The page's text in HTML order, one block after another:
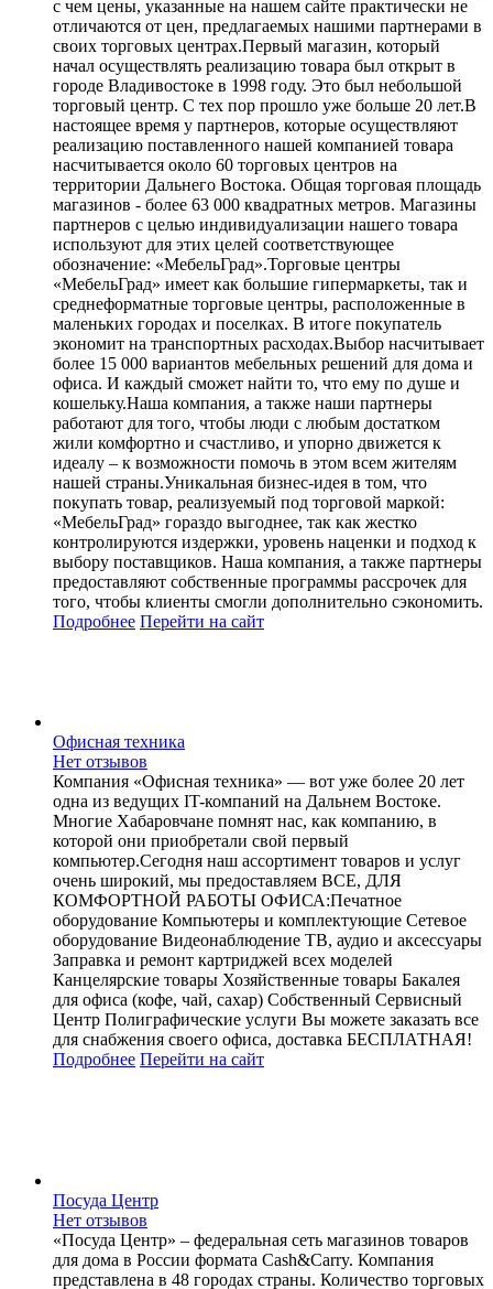
с чем цены, указанные на нашем сайте практически не
отличаются от цен, предлагаемых нашими партнерами в
своих торговых центрах.Первый магазин, который
начал осуществлять реализацию товара был открыт в
городе Владивостоке в 1998 году. Это был небольшой
торговый центр. С тех пор прошло уже больше 20 лет.В
настоящее время у партнеров, которые осуществляют
реализацию поставленного нашей компанией товара
насчитывается около 60 торговых центров на
территории Дальнего Востока. Общая торговая площадь
магазинов - более 63 000 квадратных метров. Магазины
партнеров с целью индивидуализации нашего товара
используют для этих целей соответствующее
обозначение: «МебельГрад».Торговые центры
«МебельГрад» имеет как большие гипермаркеты, так и
среднеформатные торговые центры, расположенные в
маленьких городах и поселках. В итоге покупатель
экономит на транспортных расходах.Выбор насчитывает
более 15 000 вариантов мебельных решений для дома и
офиса. И каждый сможет найти то, что ему по душе и
кошельку.Наша компания, а также наши партнеры
работают для того, чтобы люди с любым достатком
жили комфортно и счастливо, и упорно движется к
идеалу – к возможности помочь в этом всем жителям
нашей страны.Уникальная бизнес-идея в том, что
покупать товар, реализуемый под торговой маркой:
«МебельГрад» гораздо выгоднее, так как жестко
контролируются издержки, уровень наценки и подход к
выбору поставщиков. Наша компания, а также партнеры
предоставляют собственные программы рассрочек для
того, чтобы клиенты смогли дополнительно сэкономить.
Подробнее Перейти на сайт
Офисная техника
Нет отзывов
Компания «Офисная техника» — вот уже более 20 лет
одна из ведущих IT-компаний на Дальнем Востоке.
Многие Хабаровчане помнят нас, как компанию, в
которой они приобретали свой первый
компьютер.Сегодня наш ассортимент товаров и услуг
очень широкий, мы предоставляем ВСЕ, ДЛЯ
КОМФОРТНОЙ РАБОТЫ ОФИСА:Печатное
оборудование Компьютеры и комплектующие Сетевое
оборудование Видеонаблюдение ТВ, аудио и аксессуары
Заправка и ремонт картриджей всех моделей
Канцелярские товары Хозяйственные товары Бакалея
для офиса (кофе, чай, сахар) Собственный Сервисный
Центр Полиграфические услуги Вы можете заказать все
для снабжения своего офиса, доставка БЕСПЛАТНАЯ!
Подробнее Перейти на сайт
Посуда Центр
Нет отзывов
«Посуда Центр» – федеральная сеть магазинов товаров
для дома в России формата Cash&Carry. Компания
представлена в 48 городах страны. Количество торговых